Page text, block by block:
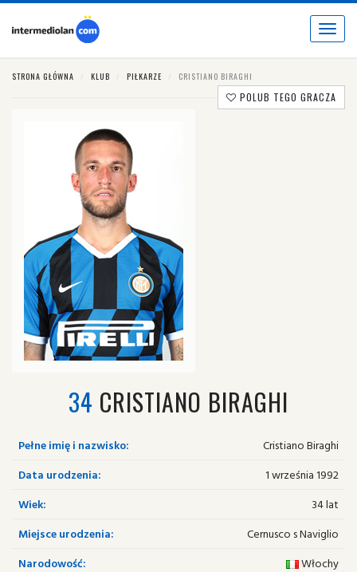
Toggle
STRONA GŁÓWNA KLUB PIŁKARZE CRISTIANO BIRAGHI
POLUB TEGO GRACZA
34 CRISTIANO BIRAGHI
Pełne imię i nazwisko:
Cristiano Biraghi
Data urodzenia:
1 września 1992
Wiek:
34 lat
Miejsce urodzenia:
Cernusco s Naviglio
Narodowość:
Włochy